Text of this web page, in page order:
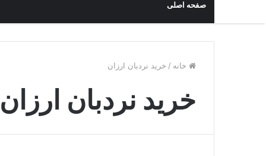
صفحه اصلی
خانه / خرید نردبان ارزان
خرید نردبان ارزان